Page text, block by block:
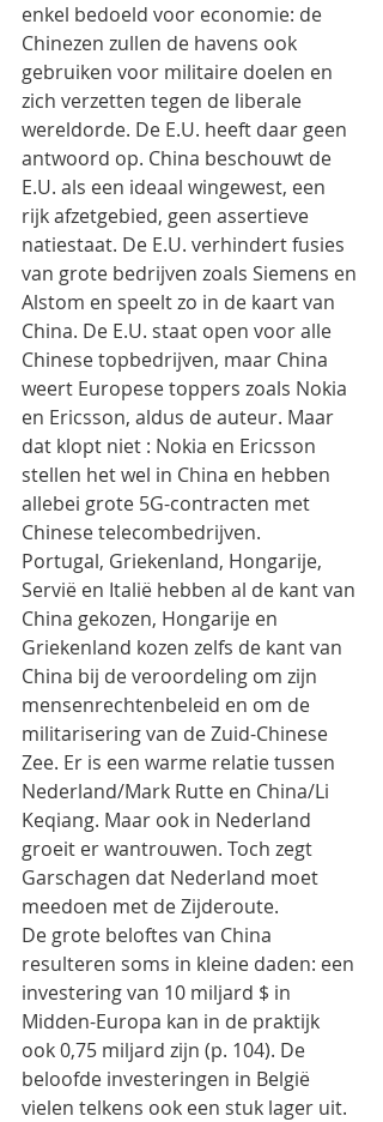
enkel bedoeld voor economie: de
Chinezen zullen de havens ook
gebruiken voor militaire doelen en
zich verzetten tegen de liberale
wereldorde. De E.U. heeft daar geen
antwoord op. China beschouwt de
E.U. als een ideaal wingewest, een
rijk afzetgebied, geen assertieve
natiestaat. De E.U. verhindert fusies
van grote bedrijven zoals Siemens en
Alstom en speelt zo in de kaart van
China. De E.U. staat open voor alle
Chinese topbedrijven, maar China
weert Europese toppers zoals Nokia
en Ericsson, aldus de auteur. Maar
dat klopt niet : Nokia en Ericsson
stellen het wel in China en hebben
allebei grote 5G-contracten met
Chinese telecombedrijven.
Portugal, Griekenland, Hongarije,
Servië en Italië hebben al de kant van
China gekozen, Hongarije en
Griekenland kozen zelfs de kant van
China bij de veroordeling om zijn
mensenrechtenbeleid en om de
militarisering van de Zuid-Chinese
Zee. Er is een warme relatie tussen
Nederland/Mark Rutte en China/Li
Keqiang. Maar ook in Nederland
groeit er wantrouwen. Toch zegt
Garschagen dat Nederland moet
meedoen met de Zijderoute.
De grote beloftes van China
resulteren soms in kleine daden: een
investering van 10 miljard $ in
Midden-Europa kan in de praktijk
ook 0,75 miljard zijn (p. 104). De
beloofde investeringen in België
vielen telkens ook een stuk lager uit.